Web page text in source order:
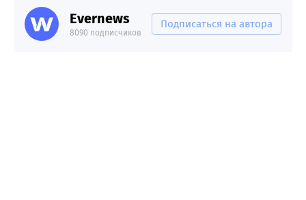
Evernews
8090 подписчиков
Подписаться на автора